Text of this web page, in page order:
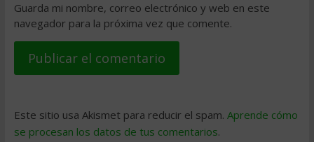
Guarda mi nombre, correo electrónico y web en este
navegador para la próxima vez que comente.
Este sitio usa Akismet para reducir el spam. Aprende cómo
se procesan los datos de tus comentarios.